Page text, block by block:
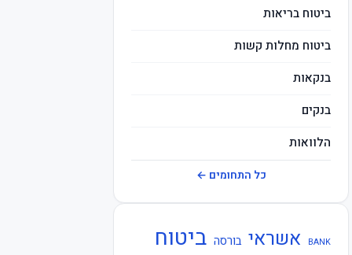
ביטוח בריאות
ביטוח מחלות קשות
בנקאות
בנקים
הלוואות
חוזרי בנק ישראל
חוזרי המפקח על הביטוח
כל התחומים ←
BANK אשראי בורסה ביטוח